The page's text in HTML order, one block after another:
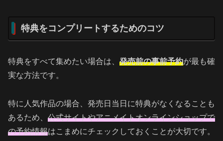
特典をコンプリートするためのコツ
特典をすべて集めたい場合は、 発売前の事前予約が最も確
実な方法です。
特に人気作品の場合、発売日当日に特典がなくなることも
あるため、 公式サイトやアニメイトオンラインショップで
の予約情報はこまめにチェックしておくことが大切です。